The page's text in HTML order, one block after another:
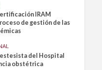
IRAM
de gestión de las
del Hospital
obstétrica